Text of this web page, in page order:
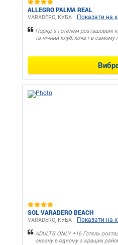
ALLEGRO PALMA REAL
VARADERO, КУБА Показати на
Поряд з готелем розташовані
та нічний клуб, хоча і в самому
SOL VARADERO BEACH
VARADERO, КУБА Показати на
ADULTS ONLY +16 Готель
океану в одному з кращих